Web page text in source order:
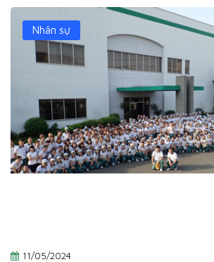
Nhân sự
11/05/2024